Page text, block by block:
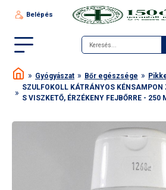
Belépés
Gyógyászat Bőr egészsége
SZULFOKOLL KÁTRÁNYOS
S VISZKETŐ, ÉRZÉKENY FEJBŐRRE - 250